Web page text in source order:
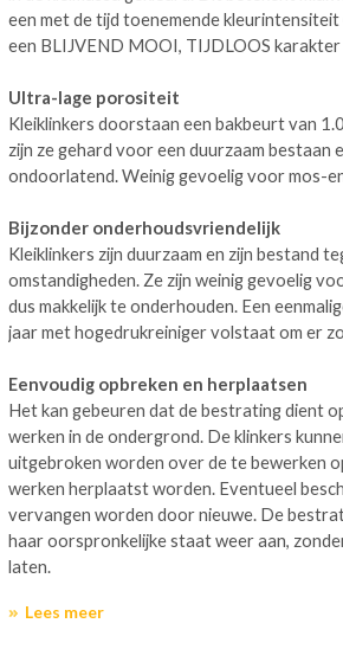
een met de tijd toenemende
een BLIJVEND MOOI, TIJDLOOS
Ultra-lage porositeit
Kleiklinkers doorstaan een bakbeurt van
zijn ze gehard voor een duurzaam bestaan
ondoorlatend. Weinig gevoelig voor mos-
Bijzonder onderhoudsvriendelijk
Kleiklinkers zijn duurzaam en zijn bestand
omstandigheden. Ze zijn weinig gevoelig
dus makkelijk te onderhouden. Een
jaar met hogedrukreiniger volstaat om er
Eenvoudig opbreken en herplaatsen
Het kan gebeuren dat de bestrating dient
werken in de ondergrond. De klinkers
uitgebroken worden over de te bewerken
werken herplaatst worden. Eventueel
vervangen worden door nieuwe. De
haar oorspronkelijke staat weer aan,
laten.
Lees meer